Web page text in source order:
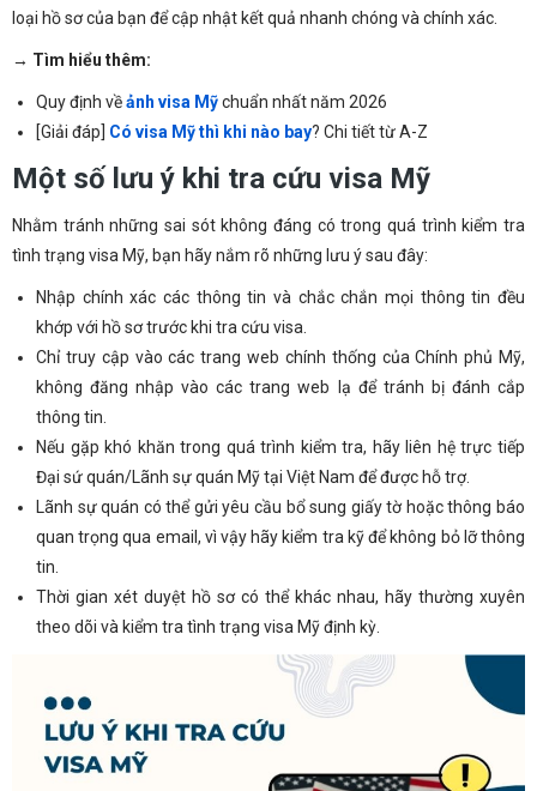
loại hồ sơ của bạn để cập nhật kết quả nhanh chóng và chính xác.
→ Tìm hiểu thêm:
Quy định vềảnh visa Mỹchuẩn nhất năm 2026
[Giải đáp] Có visa Mỹ thì khi nào bay? Chi tiết từ A-Z
Một số lưu ý khi tra cứu visa Mỹ
Nhằm tránh những sai sót không đáng có trong quá trình kiểm tra
tình trạng visa Mỹ, bạn hãy nắm rõ những lưu ý sau đây:
Nhập chính xác các thông tin và chắc chắn mọi thông tin đều
khớp với hồ sơ trước khi tra cứu visa.
Chỉ truy cập vào các trang web chính thống của Chính phủ Mỹ,
không đăng nhập vào các trang web lạ để tránh bị đánh cắp
thông tin.
Nếu gặp khó khăn trong quá trình kiểm tra, hãy liên hệ trực tiếp
Đại sứ quán/Lãnh sự quán Mỹ tại Việt Nam để được hỗ trợ.
Lãnh sự quán có thể gửi yêu cầu bổ sung giấy tờ hoặc thông báo
quan trọng qua email, vì vậy hãy kiểm tra kỹ để không bỏ lỡ thông
tin.
Thời gian xét duyệt hồ sơ có thể khác nhau, hãy thường xuyên
theo dõi và kiểm tra tình trạng visa Mỹ định kỳ.